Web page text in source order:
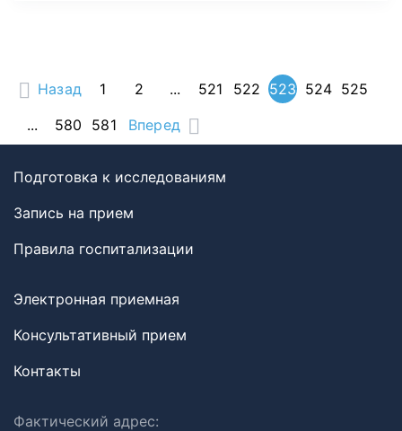
Назад 1 2 ... 521 522 523 524 525
...
580 581 Вперед
Подготовка к исследованиям
Запись на прием
Правила госпитализации
Электронная приемная
Консультативный прием
Контакты
Фактический адрес: